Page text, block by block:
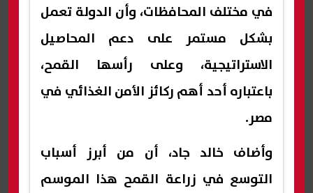
في مختلف المحافظات، وأن الدولة تعمل
بشكل مستمر على دعم المحاصيل
الاستراتيجية، وعلى رأسها القمح،
باعتباره أحد أهم ركائز الأمن الغذائي في
مصر.
وأضاف خالد جاد، أن من أبرز أسباب
التوسع في زراعة القمح هذا الموسم